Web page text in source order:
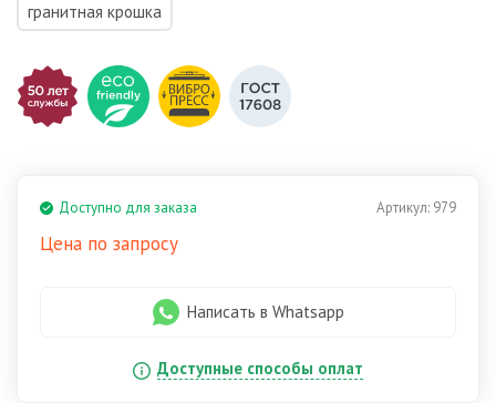
гранитная крошка
Артикул: 979
Доступно для заказа
Цена по запросу
Написать в Whatsapp
Доступные способы оплат